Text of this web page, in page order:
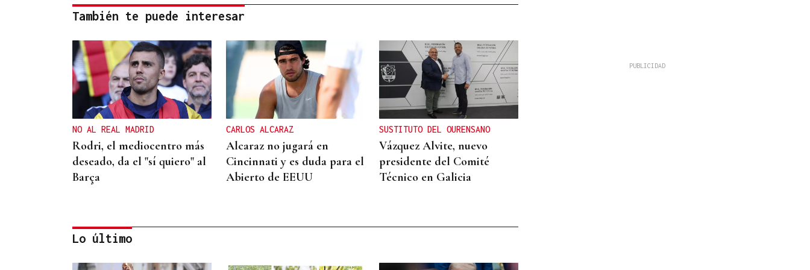
También te puede interesar
NO AL REAL MADRID
Rodri, el mediocentro más
deseado, da el "sí quiero" al
Barça
CARLOS ALCARAZ
Alcaraz no jugará en
Cincinnati y es duda para el
Abierto de EEUU
SUSTITUTO DEL OURENSANO
Vázquez Alvite, nuevo
presidente del Comité
Técnico en Galicia
Lo último